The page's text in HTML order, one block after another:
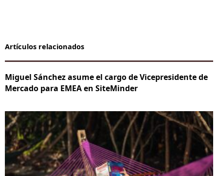
Artículos relacionados
Miguel Sánchez asume el cargo de Vicepresidente de
Mercado para EMEA en SiteMinder